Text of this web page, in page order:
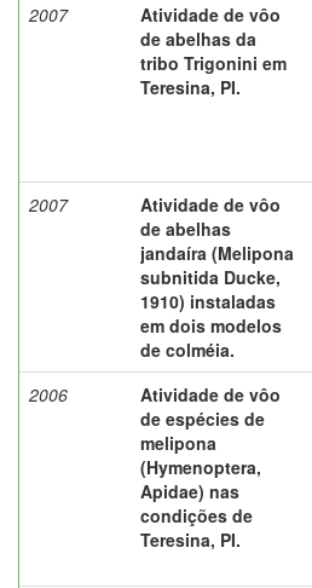
2007
Atividade de vôo
de abelhas da
tribo Trigonini em
Teresina, PI.
2007
Atividade de vôo
de abelhas
jandaíra (Melipona
subnitida Ducke,
1910) instaladas
em dois modelos
de colméia.
2006
Atividade de vôo
de espécies de
melipona
(Hymenoptera,
Apidae) nas
condições de
Teresina, PI.